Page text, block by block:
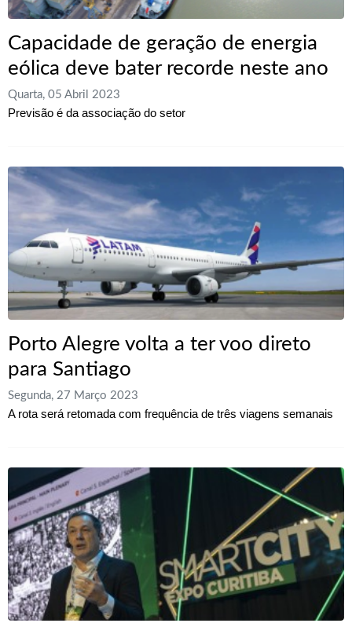
Capacidade de geração de energia
eólica deve bater recorde neste ano
Quarta, 05 Abril 2023
Previsão é da associação do setor
Porto Alegre volta a ter voo direto
para Santiago
Segunda, 27 Março 2023
A rota será retomada com frequência de três viagens semanais